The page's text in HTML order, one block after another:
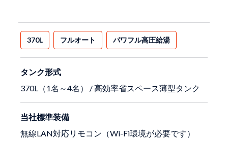
370L フルオート パワフル高圧給湯
タンク形式
370L（1名～4名） / 高効率省スペース薄型タンク
当社標準装備
無線LAN対応リモコン（Wi-Fi環境が必要です）